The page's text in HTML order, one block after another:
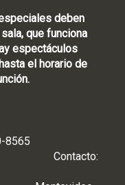
deben
que funciona
espectáculos
el horario de
2] 1950-8565